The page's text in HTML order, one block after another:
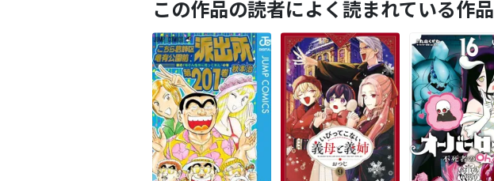
この作品の読者によく読まれている作品